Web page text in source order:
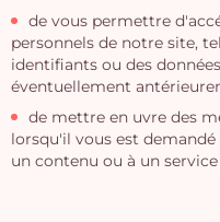
de vous permettre
personnels de notre site,
identifiants ou des
éventuellement
de mettre en uvre des
lorsqu'il vous est
un contenu ou à un